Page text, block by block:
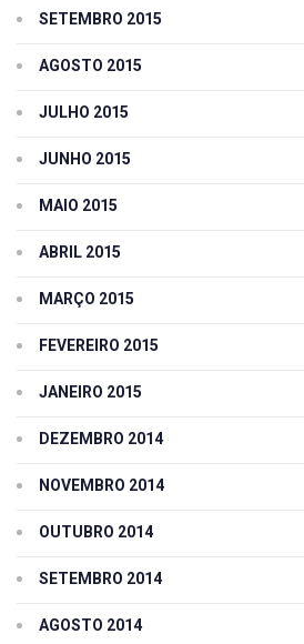
SETEMBRO 2015
AGOSTO 2015
JULHO 2015
JUNHO 2015
MAIO 2015
ABRIL 2015
MARÇO 2015
FEVEREIRO 2015
JANEIRO 2015
DEZEMBRO 2014
NOVEMBRO 2014
OUTUBRO 2014
SETEMBRO 2014
AGOSTO 2014